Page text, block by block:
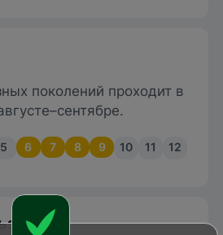
поколений проходит в
5 6 7 8 9 10 11 12